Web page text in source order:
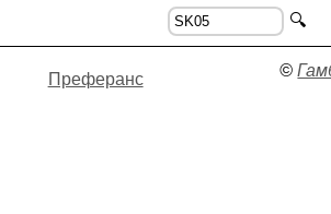
🔍
Преферанс ©